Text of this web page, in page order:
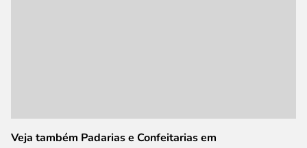
Veja também Padarias e Confeitarias em